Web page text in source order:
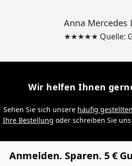
Anna Mercedes
★★★★★ Quelle:
Wir helfen Ihnen
Sehen Sie sich unsere häufig
Ihre Bestellung oder schreiben Sie
Anmelden. Sparen. 5 €